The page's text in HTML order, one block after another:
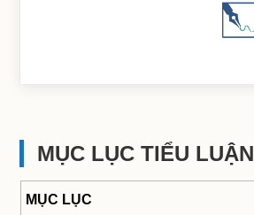
MỤC LỤC TIỂU LUẬN
MỤC LỤC